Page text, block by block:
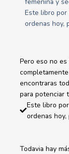
Este libro
ordenas hoy,
Pero eso no
encontraras
para potenciar
Este libro
ordenas hoy,
Todavia hay